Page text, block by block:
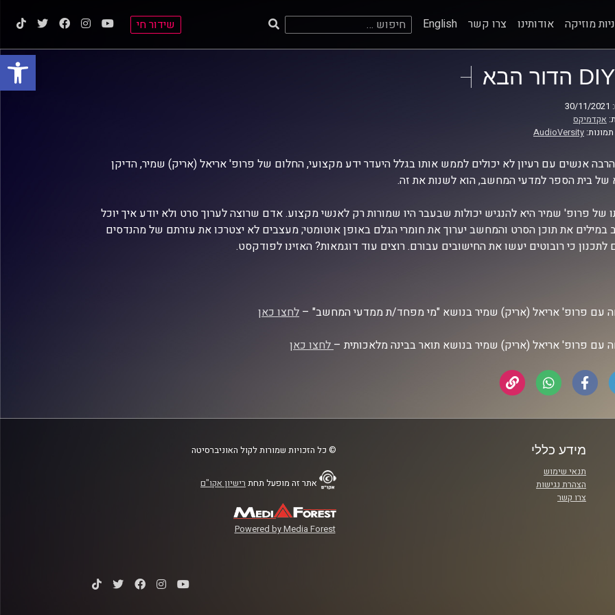
פתח
מוזיקה אודותינו צרו קשר English חיפוש: שידור חי
DIY הדור הבא
אקדמיקס
AudioVersity
אנשים עם רעיון לא יכולים לממש אותו בגלל היעדר ידע מקצועי, החלום של פרופ' אריאל (אריק) שמיר, הדיקן
של בית הספר למדעי המחשב, הוא לשנות את זה.
של פרופ' שמיר היא להנגיש יכולות שבעבר היו שמורות רק לאנשי מקצוע.אדם שרוצה לערוך סרט ולא יודע איך יוכל
במילים את תוכן הסרט והמחשב יערוך את חומרי הגלם באופן אוטומטי; מעצבים לא יצטרכו את עזרתם של מהנדסים
לתכנון כי רובוטים יעשו את החישובים עבורם. רוצים עוד דוגמאות? האזינו לפודקסט.
עם פרופ' אריאל (אריק) שמיר בנושא "מי מפחד/ת ממדעי המחשב" – לחצו כאן
עם פרופ' אריאל (אריק) שמיר בנושא תואר בבינה מלאכותית –לחצו כאן
מידע כללי
תנאי שימוש
הצהרת נגישות
צרו קשר
© כל הזכויות שמורות לקול האוניברסיטה
אתר זה מופעל תחת רישיון אקו"ם
Powered by Media Forest